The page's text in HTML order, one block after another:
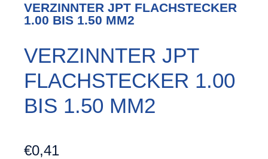
VERZINNTER JPT FLACHSTECKER
1.00 BIS 1.50 MM2
VERZINNTER JPT
FLACHSTECKER 1.00
BIS 1.50 MM2
€0,41